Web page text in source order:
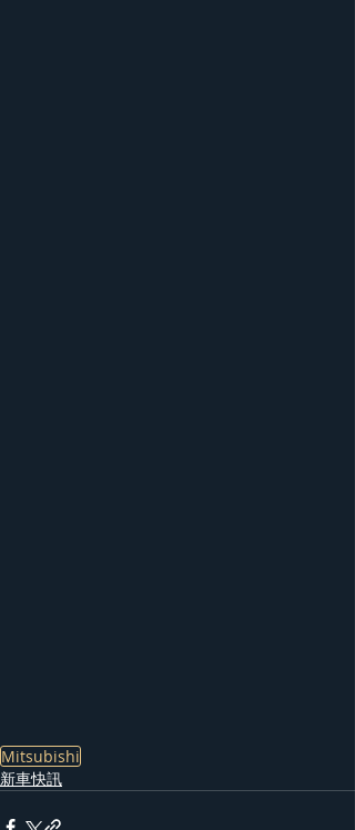
Mitsubishi
新車快訊